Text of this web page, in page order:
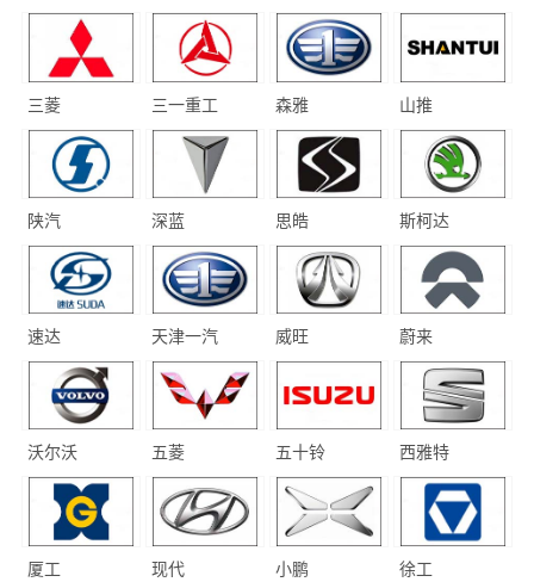
三菱 三一重工 森雅 山推
陕汽 深蓝 思皓 斯柯达
速达 天津一汽 威旺 蔚来
沃尔沃 五菱 五十铃 西雅特
厦工 现代 小鹏 徐工